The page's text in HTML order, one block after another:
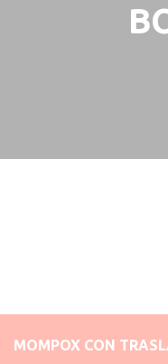
MOMPOX CON